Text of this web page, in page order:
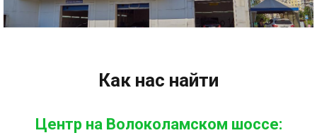
Как нас найти
Центр на Волоколамском шоссе: